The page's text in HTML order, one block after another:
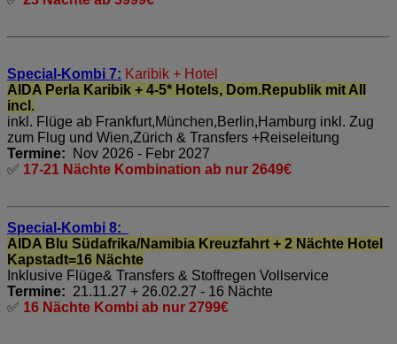
Special-Kombi 7: Karibik + Hotel
AIDA Perla Karibik + 4-5* Hotels, Dom.Republik mit AIl
incl.
inkl. Flüge ab Frankfurt,München,Berlin,Hamburg inkl. Zug
zum Flug und Wien,Zürich & Transfers +Reiseleitung
Termine: Nov 2026 - Febr 2027
✅ 17-21 Nächte Kombination ab nur 2649€
Special-Kombi 8:
AIDA Blu Südafrika/Namibia Kreuzfahrt + 2 Nächte Hotel
Kapstadt=16 Nächte
Inklusive Flüge& Transfers & Stoffregen Vollservice
Termine: 21.11.27 + 26.02.27 - 16 Nächte
✅ 16 Nächte Kombi ab nur 2799€